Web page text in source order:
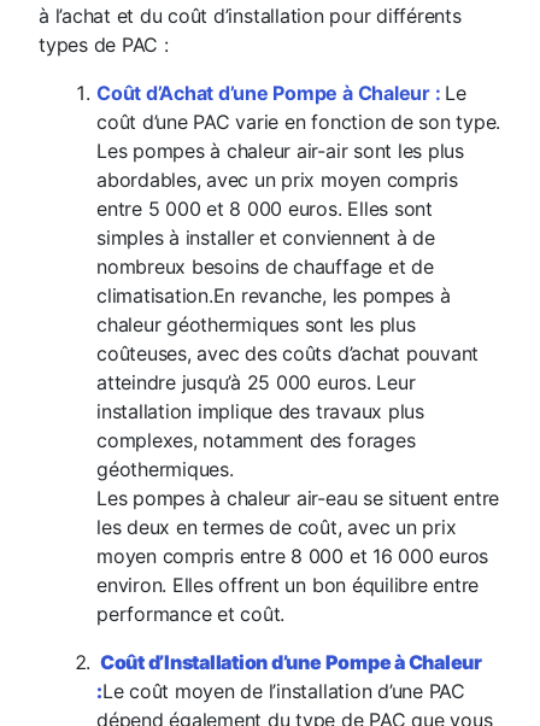
à l’achat et du coût d’installation pour différents
types de PAC :
Coût d’Achat d’une Pompe à Chaleur : Le
coût d’une PAC varie en fonction de son type.
Les pompes à chaleur air-air sont les plus
abordables, avec un prix moyen compris
entre 5 000 et 8 000 euros. Elles sont
simples à installer et conviennent à de
nombreux besoins de chauffage et de
climatisation.En revanche, les pompes à
chaleur géothermiques sont les plus
coûteuses, avec des coûts d’achat pouvant
atteindre jusqu’à 25 000 euros. Leur
installation implique des travaux plus
complexes, notamment des forages
géothermiques.
Les pompes à chaleur air-eau se situent entre
les deux en termes de coût, avec un prix
moyen compris entre 8 000 et 16 000 euros
environ. Elles offrent un bon équilibre entre
performance et coût.
Coût d’Installation d’une Pompe à Chaleur
:Le coût moyen de l’installation d’une PAC
dépend également du type de PAC que vous